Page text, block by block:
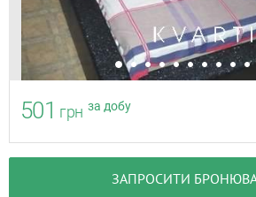
501 грн за добу
ЗАПРОСИТИ